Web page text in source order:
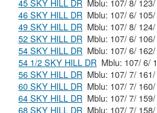
45 SKY HILL DR
46 SKY HILL DR
49 SKY HILL DR
52 SKY HILL DR
54 SKY HILL DR
54 1/2 SKY HILL DR
56 SKY HILL DR
60 SKY HILL DR
64 SKY HILL DR
68 SKY HILL DR